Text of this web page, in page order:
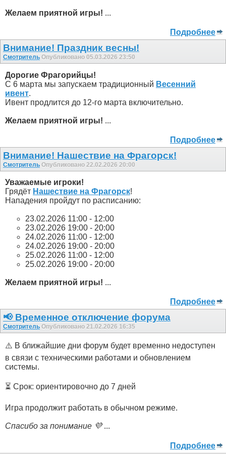
Желаем приятной игры! ...
Подробнее
Внимание! Праздник весны!
Смотритель Опубликовано 05.03.2026 23:50
Дорогие Фрагорийцы!
С 6 марта мы запускаем традиционный Весенний
ивент.
Ивент продлится до 12-го марта включительно.
Желаем приятной игры! ...
Подробнее
Внимание! Нашествие на Фрагорск!
Смотритель Опубликовано 22.02.2026 20:00
Уважаемые игроки!
Грядёт Нашествие на Фрагорск!
Нападения пройдут по расписанию:
23.02.2026 11:00 - 12:00
23.02.2026 19:00 - 20:00
24.02.2026 11:00 - 12:00
24.02.2026 19:00 - 20:00
25.02.2026 11:00 - 12:00
25.02.2026 19:00 - 20:00
Желаем приятной игры! ...
Подробнее
📢 Временное отключение форума
Смотритель Опубликовано 21.02.2026 16:35
⚠️ В ближайшие дни форум будет временно недоступен
в связи с техническими работами и обновлением
системы.
⏳ Срок: ориентировочно до 7 дней
Игра продолжит работать в обычном режиме.
Спасибо за понимание 💜...
Подробнее